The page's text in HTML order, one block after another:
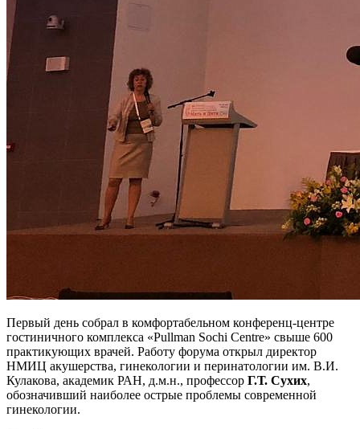
Первый день собрал в комфортабельном конференц-центре
гостиничного комплекса «Pullman Sochi Centre» свыше 600
практикующих врачей. Работу форума открыл директор
НМИЦ акушерства, гинекологии и перинатологии им. В.И.
Кулакова, академик РАН, д.м.н., профессор Г.Т. Сухих,
обозначивший наиболее острые проблемы современной
гинекологии.